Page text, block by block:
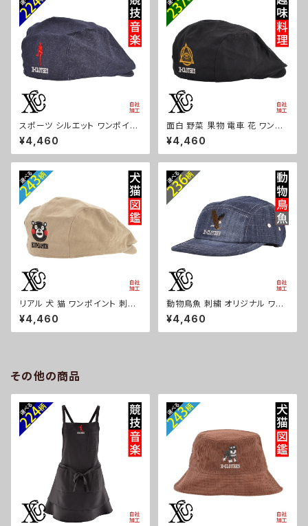
-cap68-b07-s
スポーツ シルエット ワンポイン
ト 刺繍 帽子 コットン ハンチン
グ メンズ レディース インナーメ
ッシュ 雑貨 グッズ 自社ブランド
バスケ テニス 誕生日 クリスマ
ス ori-a-cap68-b08-s
¥4,460
面白 野菜 果物 電車 花 ワンポ
イント 刺繍 帽子 コットン ハン
チング メンズ レディース インナ
ーメッシュ 雑貨 グッズ 自社ブラ
8-b09-s
¥4,460
リアル 犬 猫 ワンポイント 刺繍
帽子 コットン ハンチング メンズ
レディース インナーメッシュ 雑
貨 グッズ 自社ブランド 柄 柴犬
cap68-b10-s
¥4,460
動物鳥魚 刺繍 オリジナル ワン
ポイント デニム ジェットキャップ
ウォッシュ加工 帽子 メンズ レデ
ィース ピグメント 雑貨 グッズ 自
¥4,460
その他の商品